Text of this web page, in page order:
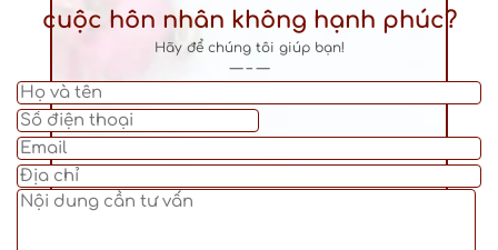
cuộc hôn nhân không hạnh phúc?
Hãy để chúng tôi giúp bạn!
— – —